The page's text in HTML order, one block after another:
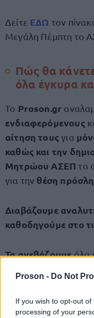
Proson - Do Not
If you wish to opt-out
processing of your
Δείτε ΕΔΩ τον
Μεγάλη Πέμπτη το
Πώς θα
όλα έγκυρα
Το Proson.gr
ενδιαφερόμενους
αίτηση τουςγια
καθώς και την
Μητρώου ΑΣΕΠτο
για την θέση
Διαβάζουμε
καθοδηγούμε στο
Τα ανεβάζουμεόλα
έγκυρα
έγκαιρα
πρόσληψη ή τον
φορέατου